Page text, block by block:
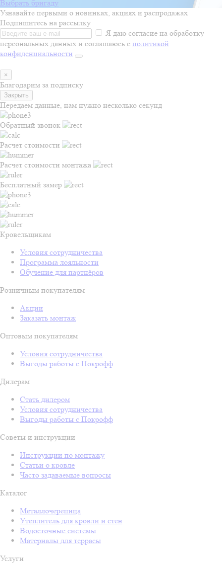
Выбрать бригаду
Узнавайте первыми о новинках, акциях и распродажах
Подпишитесь на рассылку
Я даю согласие на обработку
персональных данных и соглашаюсь с политикой
конфиденциальности
×
Благодарим за подписку
Закрыть
Передаем данные, нам нужно несколько секунд
Обратный звонок
Расчет стоимости
Расчет стоимости монтажа
Бесплатный замер
Кровельщикам
Условия сотрудничества
Программа лояльности
Обучение для партнёров
Розничным покупателям
Акции
Заказать монтаж
Оптовым покупателям
Условия сотрудничества
Выгоды работы с Покрофф
Дилерам
Стать дилером
Условия сотрудничества
Выгоды работы с Покрофф
Советы и инструкции
Инструкции по монтажу
Статьи о кровле
Часто задаваемые вопросы
Каталог
Металлочерепица
Утеплитель для кровли и стен
Водосточные системы
Материалы для террасы
Услуги